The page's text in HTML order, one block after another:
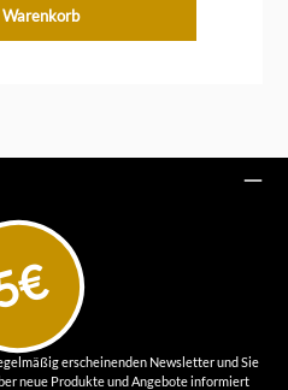
Warenkorb
erscheinenden Newsletter und Sie
neue Produkte und Angebote informiert